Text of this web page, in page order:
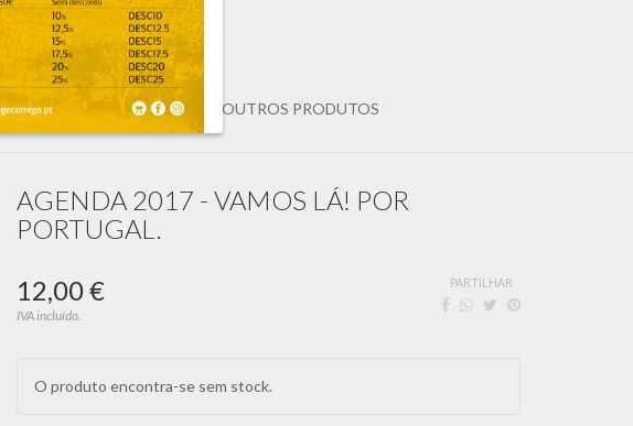
TRADUÇÕES OUTROS PRODUTOS
AGENDA 2017 - VAMOS LÁ! POR
PORTUGAL.
12,00 €
IVA incluído.
PARTILHAR
O produto encontra-se sem stock.